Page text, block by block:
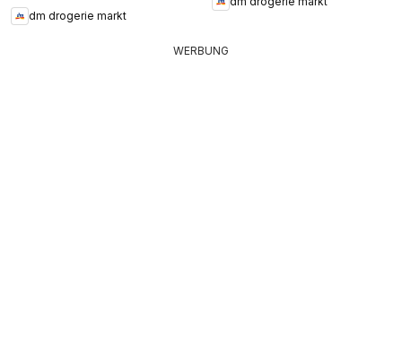
dm drogerie markt
WERBUNG